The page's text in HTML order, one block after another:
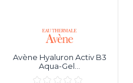
Avène Hyaluron Activ B3
Aqua-Gel...